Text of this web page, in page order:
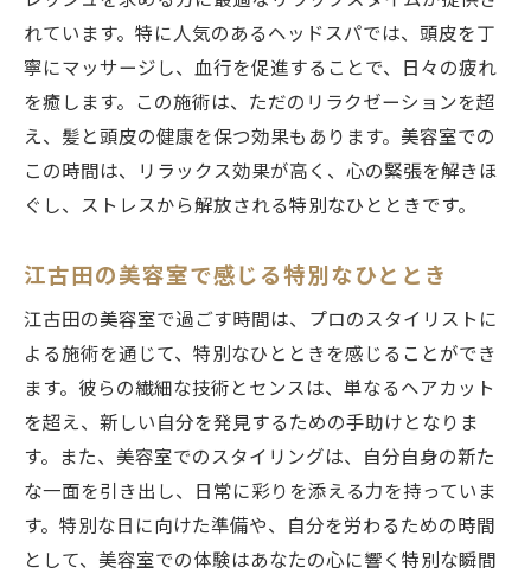
れています。特に人気のあるヘッドスパでは、頭皮を丁
寧にマッサージし、血行を促進することで、日々の疲れ
を癒します。この施術は、ただのリラクゼーションを超
え、髪と頭皮の健康を保つ効果もあります。美容室での
この時間は、リラックス効果が高く、心の緊張を解きほ
ぐし、ストレスから解放される特別なひとときです。
江古田の美容室で感じる特別なひととき
江古田の美容室で過ごす時間は、プロのスタイリストに
よる施術を通じて、特別なひとときを感じることができ
ます。彼らの繊細な技術とセンスは、単なるヘアカット
を超え、新しい自分を発見するための手助けとなりま
す。また、美容室でのスタイリングは、自分自身の新た
な一面を引き出し、日常に彩りを添える力を持っていま
す。特別な日に向けた準備や、自分を労わるための時間
として、美容室での体験はあなたの心に響く特別な瞬間